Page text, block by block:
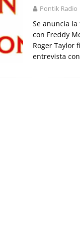
Pontik Radio
Se anuncia
con Freddy
Roger Taylor
entrevista